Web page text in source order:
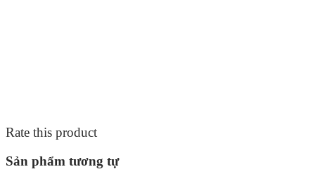
Rate this product
Sản phẩm tương tự